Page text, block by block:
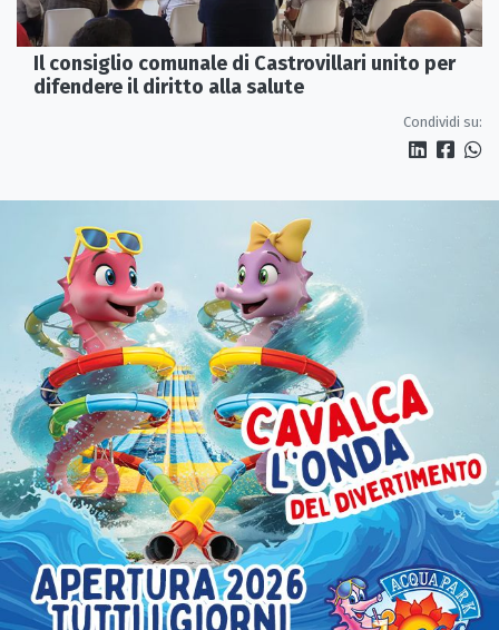
Il consiglio comunale di Castrovillari unito per
difendere il diritto alla salute
Condividi su: